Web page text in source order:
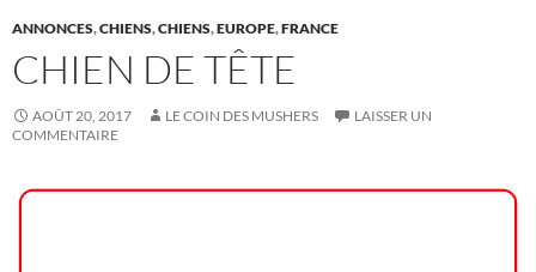
ANNONCES,CHIENS,CHIENS,EUROPE,FRANCE
CHIEN DE TÊTE
AOÛT 20, 2017 LE COIN DES MUSHERS
LAISSER UN
COMMENTAIRE